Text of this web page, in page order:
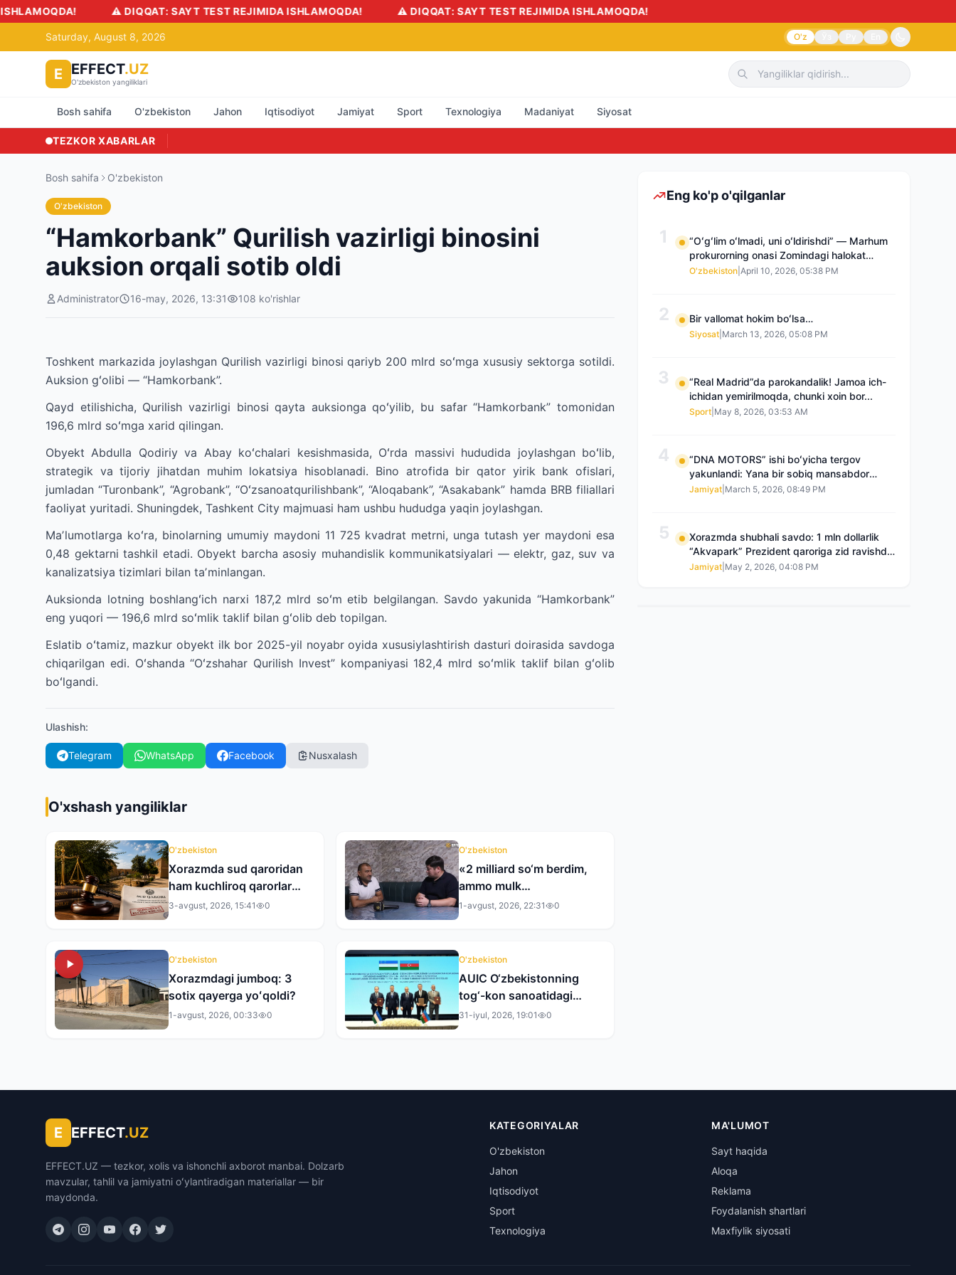
⚠️ DIQQAT: SAYT TEST REJIMIDA ISHLAMOQDA! ⚠️ DIQQAT: SAYT TEST REJIMIDA ISHLAMOQDA!
Saturday, August 8, 2026 O'z
E EFFECT.UZ
O'zbekiston yangiliklari
Bosh sahifa O'zbekiston Jahon Iqtisodiyot Jamiyat Sport Texnologiya Madaniyat Siyosat
TEZKOR XABARLAR
Bosh sahifa O'zbekiston
O'zbekiston
“Hamkorbank” Qurilish vazirligi binosini
auksion orqali sotib oldi
Administrator 16-may, 2026, 13:31 108 ko'rishlar
Toshkent markazida joylashgan Qurilish vazirligi binosi qariyb 200 mlrd soʻmga xususiy sektorga sotildi.
Auksion gʻolibi — “Hamkorbank”.
Qayd etilishicha, Qurilish vazirligi binosi qayta auksionga qoʻyilib, bu safar “Hamkorbank” tomonidan
196,6 mlrd soʻmga xarid qilingan.
Obyekt Abdulla Qodiriy va Abay koʻchalari kesishmasida, Oʻrda massivi hududida joylashgan boʻlib,
strategik va tijoriy jihatdan muhim lokatsiya hisoblanadi. Bino atrofida bir qator yirik bank ofislari,
jumladan “Turonbank”, “Agrobank”, “Oʻzsanoatqurilishbank”, “Aloqabank”, “Asakabank” hamda BRB filiallari
faoliyat yuritadi. Shuningdek, Tashkent City majmuasi ham ushbu hududga yaqin joylashgan.
Maʼlumotlarga koʻra, binolarning umumiy maydoni 11 725 kvadrat metrni, unga tutash yer maydoni esa
0,48 gektarni tashkil etadi. Obyekt barcha asosiy muhandislik kommunikatsiyalari — elektr, gaz, suv va
kanalizatsiya tizimlari bilan taʼminlangan.
Auksionda lotning boshlangʻich narxi 187,2 mlrd soʻm etib belgilangan. Savdo yakunida “Hamkorbank”
eng yuqori — 196,6 mlrd soʻmlik taklif bilan gʻolib deb topilgan.
Eslatib oʻtamiz, mazkur obyekt ilk bor 2025-yil noyabr oyida xususiylashtirish dasturi doirasida savdoga
chiqarilgan edi. Oʻshanda “Oʻzshahar Qurilish Invest” kompaniyasi 182,4 mlrd soʻmlik taklif bilan gʻolib
boʻlgandi.
Ulashish:
Telegram WhatsApp Facebook Nusxalash
O'xshash yangiliklar
O'zbekiston
Xorazmda sud qaroridan
ham kuchliroq qarorlar
bor…
3-avgust, 2026, 15:41 0
O'zbekiston
«2 milliard so‘m berdim,
ammo mulk
rasmiylashtirilmadi» —
1-avgust, 2026, 22:31 0
O'zbekiston
Xorazmdagi jumboq: 3
sotix qayerga yoʻqoldi?
1-avgust, 2026, 00:33 0
O'zbekiston
AUIC O‘zbekistonning
tog‘-kon sanoatidagi
faoliyatini kengaytiradi
31-iyul, 2026, 19:01 0
Eng ko'p o'qilganlar
1
“Oʻgʻlim oʻlmadi, uni oʻldirishdi” — Marhum
prokurorning onasi Zomindagi halokat
boʻyicha qayta tergov talab qilmoqda
O'zbekiston April 10, 2026, 05:38 PM
2 Bir vallomat hokim boʻlsa…
Siyosat March 13, 2026, 05:08 PM
3
“Real Madrid”da parokandalik! Jamoa ich-
ichidan yemirilmoqda, chunki xoin bor...
Sport May 8, 2026, 03:53 AM
4
“DNA MOTORS” ishi boʻyicha tergov
yakunlandi: Yana bir sobiq mansabdor
qamoqqa olingan, Saidnazirxanovaning
Jamiyat March 5, 2026, 08:49 PM
5
Xorazmda shubhali savdo: 1 mln dollarlik
“Akvapark” Prezident qaroriga zid ravishda
sotilgani maʼlum boʻldi
Jamiyat May 2, 2026, 04:08 PM
E EFFECT.UZ
EFFECT.UZ — tezkor, xolis va ishonchli axborot manbai. Dolzarb
mavzular, tahlil va jamiyatni oʻylantiradigan materiallar — bir
maydonda.
KATEGORIYALAR
O'zbekiston
Jahon
Iqtisodiyot
Sport
Texnologiya
MA'LUMOT
Sayt haqida
Aloqa
Reklama
Foydalanish shartlari
Maxfiylik siyosati